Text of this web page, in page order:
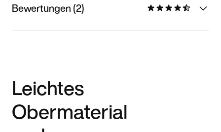
Bewertungen (2)
Leichtes
Obermaterial